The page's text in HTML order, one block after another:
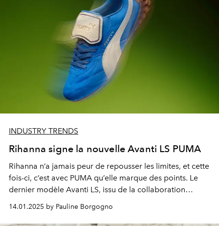
INDUSTRY TRENDS
Rihanna signe la nouvelle Avanti LS PUMA
Rihanna n’a jamais peur de repousser les limites, et cette
fois-ci, c’est avec PUMA qu’elle marque des points. Le
dernier modèle Avanti LS, issu de la collaboration
l’iconique chaussure Avanti.
14.01.2025 by Pauline Borgogno